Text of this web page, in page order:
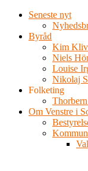
Seneste nyt
Byråd
Kim
Niels
Louise
Nikolaj
Folketing
Om Venstre i